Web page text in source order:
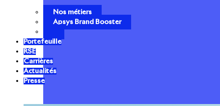
Nos métiers
Apsys Brand Booster
Portefeuille
RSE
Carrières
Actualités
Presse